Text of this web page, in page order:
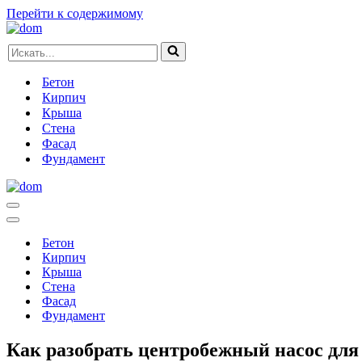
Перейти к содержимому
Искать...
Бетон
Кирпич
Крыша
Стена
Фасад
Фундамент
Меню
навигации
Меню
навигацииБетон
Кирпич
Крыша
Стена
Фасад
Фундамент
Как разобрать центробежный насос